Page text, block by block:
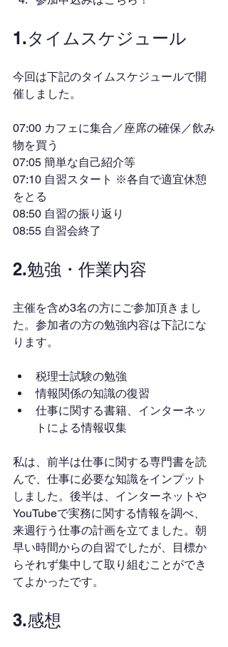
1.タイムスケジュール
今回は下記のタイムスケジュールで開
催しました。
07:00 カフェに集合／座席の確保／飲み
物を買う
07:05 簡単な自己紹介等
07:10 自習スタート ※各自で適宜休憩
をとる
08:50 自習の振り返り
08:55 自習会終了
2.勉強・作業内容
主催を含め3名の方にご参加頂きまし
た。参加者の方の勉強内容は下記にな
ります。
税理士試験の勉強
情報関係の知識の復習
仕事に関する書籍、インターネッ
トによる情報収集
私は、前半は仕事に関する専門書を読
んで、仕事に必要な知識をインプット
しました。後半は、インターネットや
YouTubeで実務に関する情報を調べ、
来週行う仕事の計画を立てました。朝
早い時間からの自習でしたが、目標か
らそれず集中して取り組むことができ
てよかったです。
3.感想